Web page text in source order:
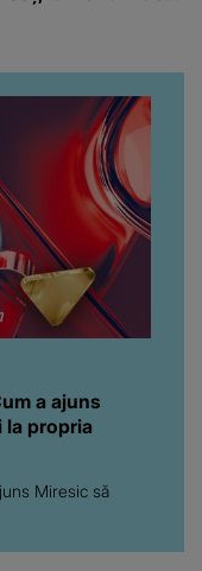
i-a lăsat MASCĂ
De data aceasta,
a rupt tăcerea:
că aveam să ne
să ne...”
a ajuns
la propria
Miresic să